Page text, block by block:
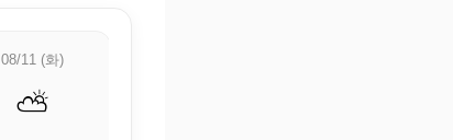
08/11 (화)
⛅